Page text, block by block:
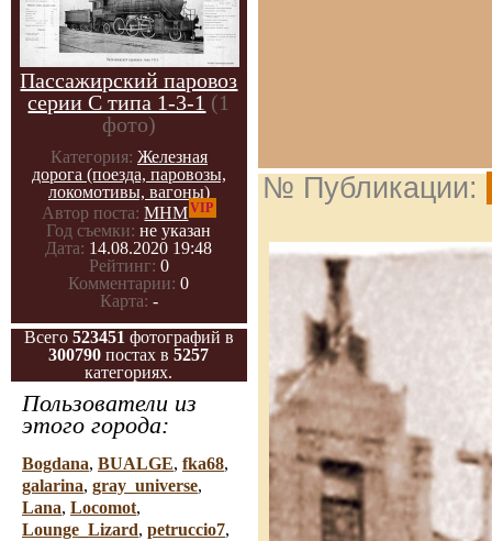
Пассажирский паровоз
серии С типа 1-3-1 (1
фото)
Категория: Железная
дорога (поезда, паровозы,
локомотивы, вагоны)
Автор поста: МНМVIP
Год съемки: не указан
Дата: 14.08.2020 19:48
Рейтинг: 0
Комментарии: 0
Карта: -
Всего 523451 фотографий в
300790 постах в5257
категориях.
Пользователи из
этого города:
Bogdana, BUALGE, fka68,
galarina, gray_universe,
Lana, Locomot,
Lounge_Lizard, petruccio7,
№ Публикации: